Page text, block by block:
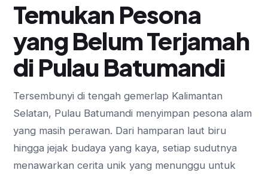
Temukan Pesona
yang Belum Terjamah
di Pulau Batumandi
Tersembunyi di tengah gemerlap Kalimantan
Selatan, Pulau Batumandi menyimpan pesona alam
yang masih perawan. Dari hamparan laut biru
hingga jejak budaya yang kaya, setiap sudutnya
menawarkan cerita unik yang menunggu untuk